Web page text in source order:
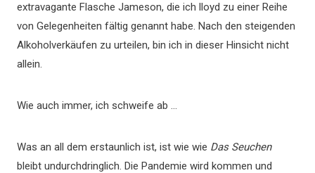
extravagante Flasche Jameson, die ich lloyd zu einer Reihe
von Gelegenheiten fältig genannt habe. Nach den steigenden
Alkoholverkäufen zu urteilen, bin ich in dieser Hinsicht nicht
allein.
Wie auch immer, ich schweife ab …
Was an all dem erstaunlich ist, ist wie wie Das Seuchen
bleibt undurchdringlich. Die Pandemie wird kommen und